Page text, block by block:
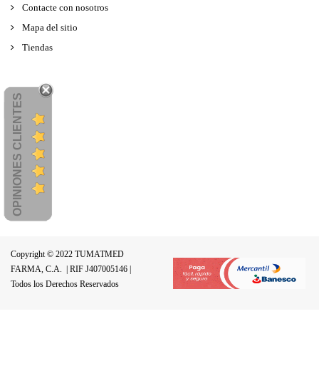
Contacte con nosotros
Mapa del sitio
Tiendas
OPINIONES CLIENTES
Copyright © 2022 TUMATMED
FARMA, C.A.
| RIF J407005146 |
Todos los Derechos Reservados